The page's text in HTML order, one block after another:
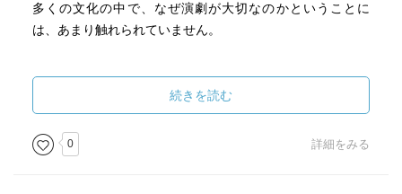
多くの文化の中で、なぜ演劇が大切なのかということに
は、あまり触れられていません。
個人攻撃本か？と驚きました。
頭に来るのは分かりますが、書くところはもっと選んだ方
がよいと思います。
続きを読む
0 詳細をみる